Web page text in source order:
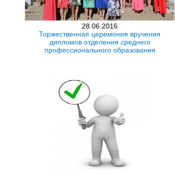
28.06.2016
Торжественная церемония вручения
дипломов отделения среднего
профессионального образования